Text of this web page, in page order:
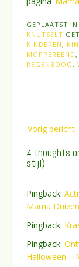
GEPLAATST IN
KNUTSELT
KINDEREN,
MOPPEREEND,
REGENBOOG,
navigatie
Vorig bericht
4 thoughts
stijl)”
Pingback:
Mama
Pingback:
Pingback:
Halloween –